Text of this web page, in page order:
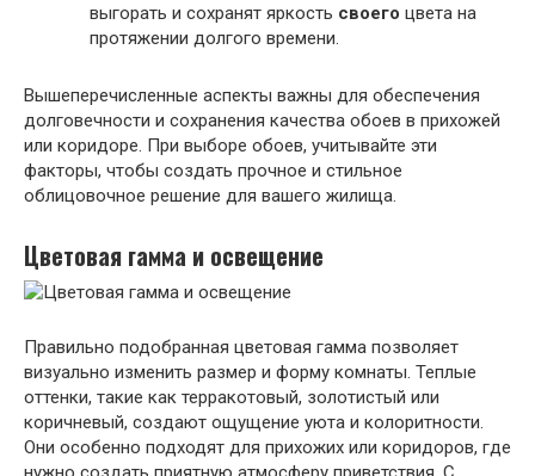
выгорать и сохранят яркость своего цвета на
протяжении долгого времени.
Вышеперечисленные аспекты важны для обеспечения
долговечности и сохранения качества обоев в прихожей
или коридоре. При выборе обоев, учитывайте эти
факторы, чтобы создать прочное и стильное
облицовочное решение для вашего жилища.
Цветовая гамма и освещение
Правильно подобранная цветовая гамма позволяет
визуально изменить размер и форму комнаты. Теплые
оттенки, такие как терракотовый, золотистый или
коричневый, создают ощущение уюта и колоритности.
Они особенно подходят для прихожих или коридоров, где